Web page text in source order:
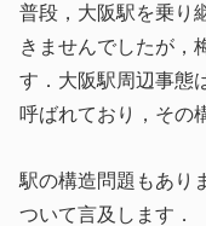
普段，大阪駅を乗り
きませんでしたが，
す．大阪駅周辺事態
呼ばれており，その
駅の構造問題もあり
ついて言及します．